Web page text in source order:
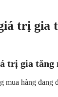
trị gia
trị gia tăng
hàng đang